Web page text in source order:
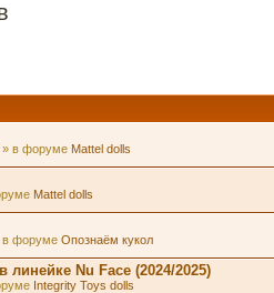
» в форуме Mattel dolls
Mattel dolls
в форуме Опознаём кукол
Nu Face (2024/2025)
Integrity Toys dolls